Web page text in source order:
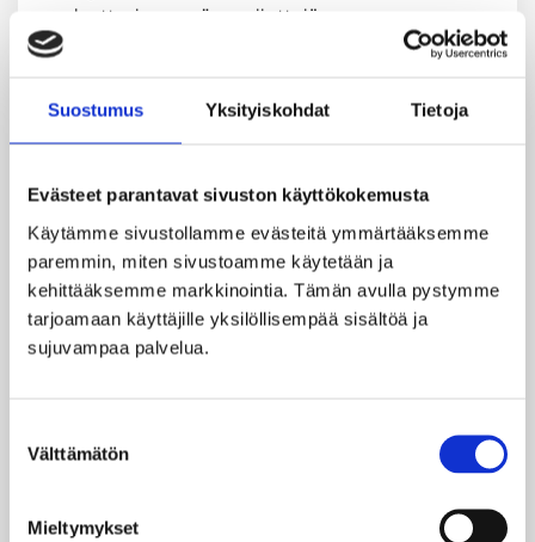
Suostumus Yksityiskohdat Tietoja
Evästeet parantavat sivuston käyttökokemusta
Käytämme sivustollamme evästeitä ymmärtääksemme
paremmin, miten sivustoamme käytetään ja
kehittääksemme markkinointia. Tämän avulla pystymme
tarjoamaan käyttäjille yksilöllisempää sisältöä ja
sujuvampaa palvelua.
valinta
Välttämätön
Mieltymykset
vuokrattavissa myös vesijettejä.
Lauttaa kuljettaa kokenut kippari. Hänellä on
tutkinto. Lautalla on kaikki Trafin
vuokravenemääräysten mukaiset turvavarusteet.
- kalustettu suuri aurinkoterassi
- puulämmitteinen sauna
- pukuhuone/WC
- oleskelu/ruokailutila (sisätila)
- kaasugrilli
- tynnyricooler juomille
- tehokas bluetooth äänentoistojärjestelmä (2x